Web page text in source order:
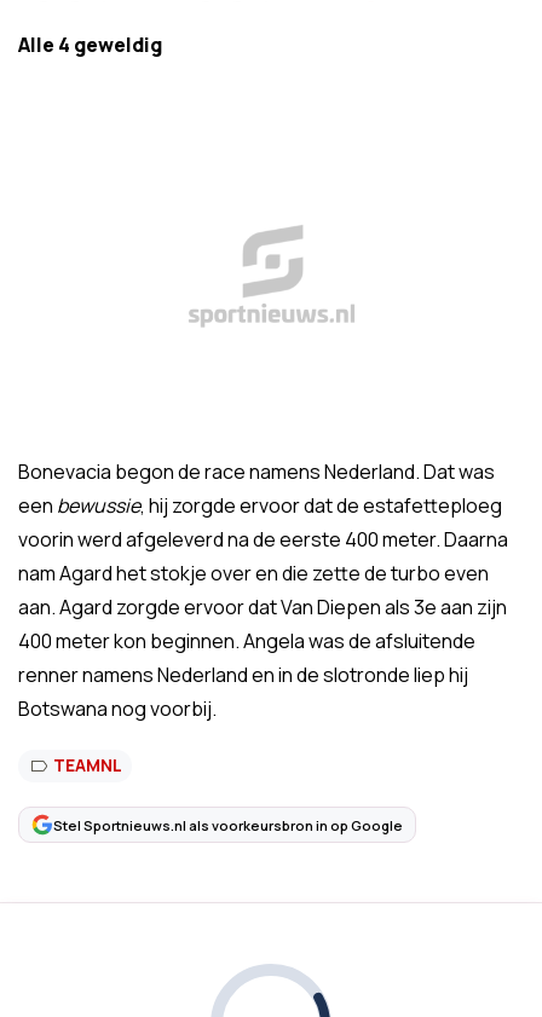
Alle 4 geweldig
Bonevacia begon de race namens Nederland. Dat was
een bewussie, hij zorgde ervoor dat de estafetteploeg
voorin werd afgeleverd na de eerste 400 meter. Daarna
nam Agard het stokje over en die zette de turbo even
aan. Agard zorgde ervoor dat Van Diepen als 3e aan zijn
400 meter kon beginnen. Angela was de afsluitende
renner namens Nederland en in de slotronde liep hij
Botswana nog voorbij.
TEAMNL
Stel Sportnieuws.nl als voorkeursbron in op Google